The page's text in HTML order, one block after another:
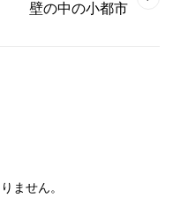
壁の中の小都市
ません。